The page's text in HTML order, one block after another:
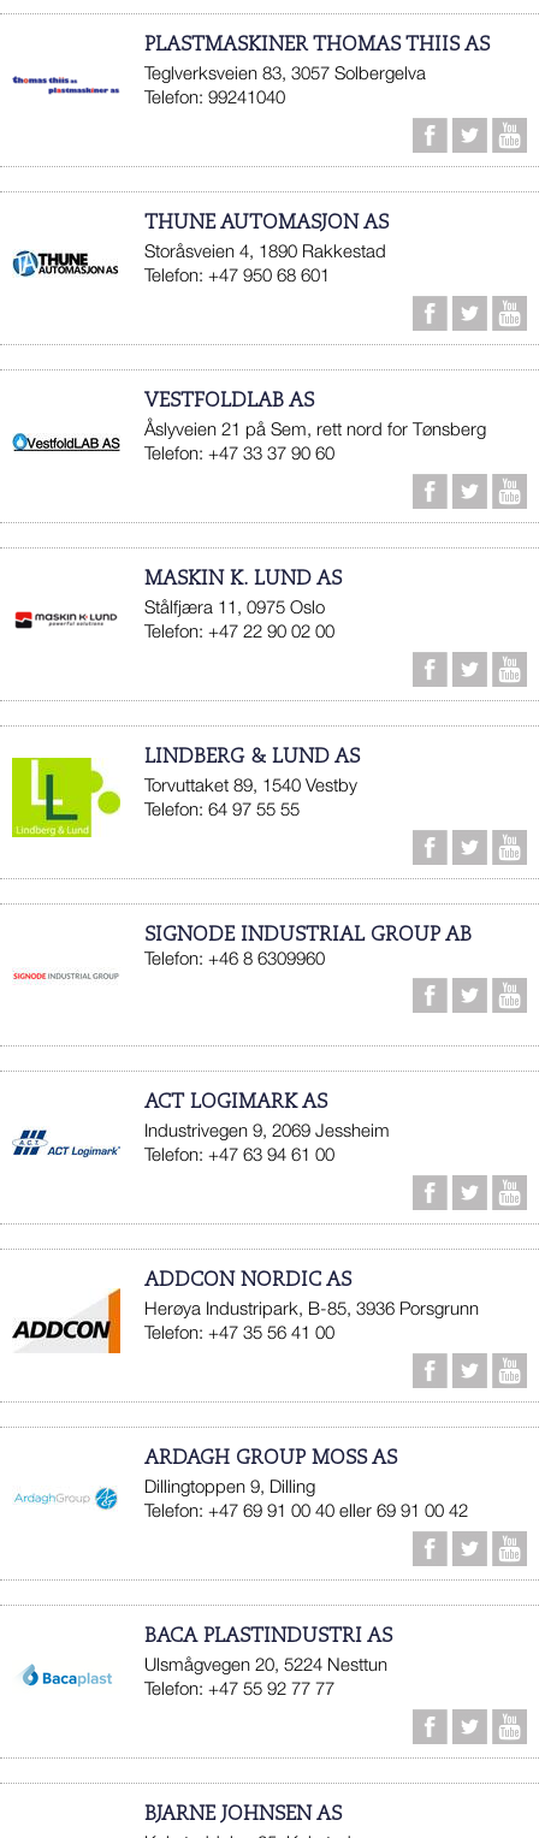
PLASTMASKINER THOMAS THIIS AS
Teglverksveien 83, 3057 Solbergelva
Telefon: 99241040
THUNE AUTOMASJON AS
Storåsveien 4, 1890 Rakkestad
Telefon: +47 950 68 601
VESTFOLDLAB AS
Åslyveien 21 på Sem, rett nord for Tønsberg
Telefon: +47 33 37 90 60
MASKIN K. LUND AS
Stålfjæra 11, 0975 Oslo
Telefon: +47 22 90 02 00
LINDBERG & LUND AS
Torvuttaket 89, 1540 Vestby
Telefon: 64 97 55 55
SIGNODE INDUSTRIAL GROUP AB
Telefon: +46 8 6309960
ACT LOGIMARK AS
Industrivegen 9, 2069 Jessheim
Telefon: +47 63 94 61 00
ADDCON NORDIC AS
Herøya Industripark, B-85, 3936 Porsgrunn
Telefon: +47 35 56 41 00
ARDAGH GROUP MOSS AS
Dillingtoppen 9, Dilling
Telefon: +47 69 91 00 40 eller 69 91 00 42
BACA PLASTINDUSTRI AS
Ulsmågvegen 20, 5224 Nesttun
Telefon: +47 55 92 77 77
BJARNE JOHNSEN AS